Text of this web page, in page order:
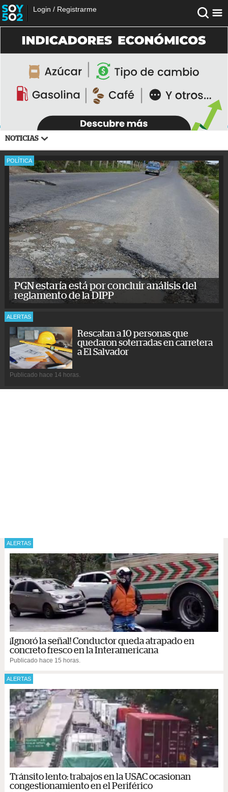
Login / Registrarme
NOTICIAS
POLÍTICA
PGN estaría está por concluir análisis del
reglamento de la DIPP
ALERTAS
Rescatan a 10 personas que
quedaron soterradas en carretera
a El Salvador
Publicado hace 14 horas.
ALERTAS
¡Ignoró la señal! Conductor queda atrapado en
concreto fresco en la Interamericana
Publicado hace 15 horas.
ALERTAS
Tránsito lento: trabajos en la USAC ocasionan
congestionamiento en el Periférico